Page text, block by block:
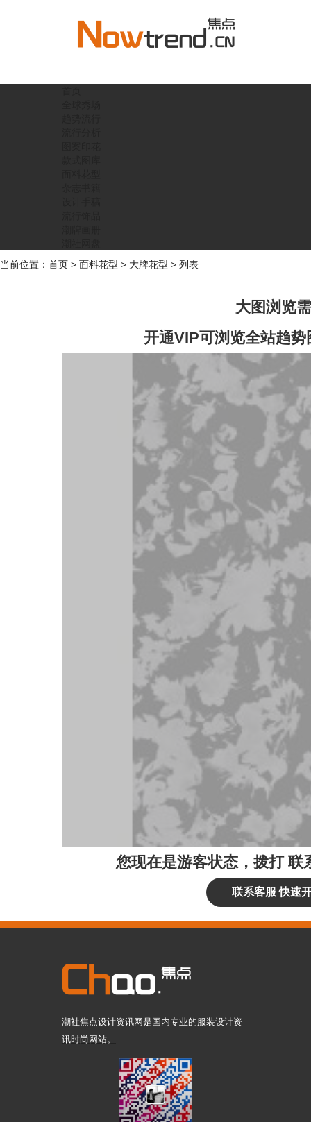
当前位置： 首页 > 面料花型 > 大牌花型 > 列表
大图浏览
开通VIP可浏览全站趋
您现在是游客状态，拨打 联
联系客服 快速
潮社焦点设计资讯网是国内专业的服装设计资
讯时尚网站。